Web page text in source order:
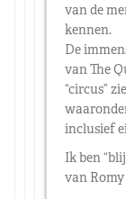
van de
kennen.
De
van The
“circus”
inclusief
Ik ben
van